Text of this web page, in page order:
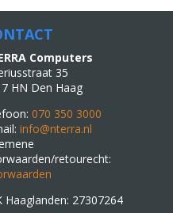
Computers
35
HN Den Haag
070 350 3000
info@nterra.nl
retourecht:
Haaglanden: 27307264